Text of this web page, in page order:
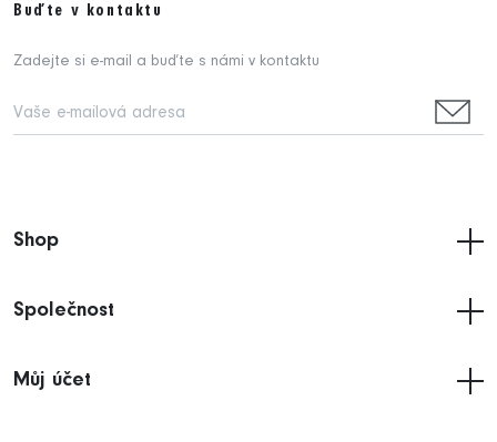
Buďte v kontaktu
Zadejte si e-mail a buďte s námi v kontaktu
Shop
Společnost
Můj účet